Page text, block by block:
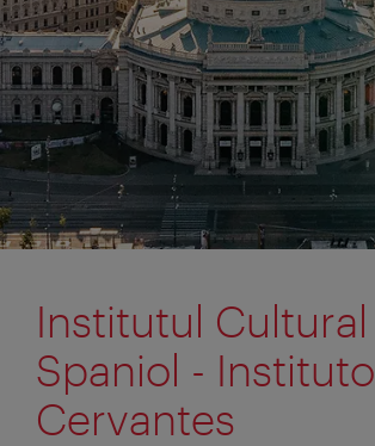
Institutul Cultural
Spaniol - Instituto
Cervantes